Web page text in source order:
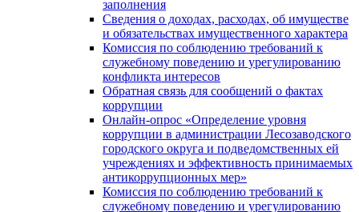
заполнения
Сведения о доходах, расходах, об имуществе
и обязательствах имущественного характера
Комиссия по соблюдению требований к
служебному поведению и урегулированию
конфликта интересов
Обратная связь для сообщений о фактах
коррупции
Онлайн-опрос «Определение уровня
коррупции в администрации Лесозаводского
городского округа и подведомственных ей
учреждениях и эффективность принимаемых
антикоррупционных мер»
Комиссия по соблюдению требований к
служебному поведению и урегулированию